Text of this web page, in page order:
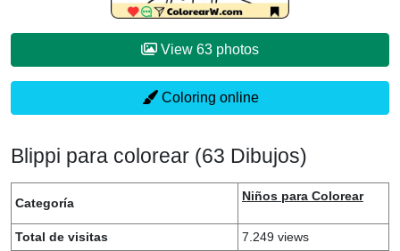
View 63 photos
Coloring online
Blippi para colorear (63 Dibujos)
Categoría Niños para Colorear
Total de visitas
7.249 views